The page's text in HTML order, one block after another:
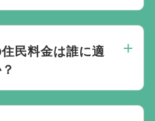
村圏組合が管理・運営し
民料金は誰に適